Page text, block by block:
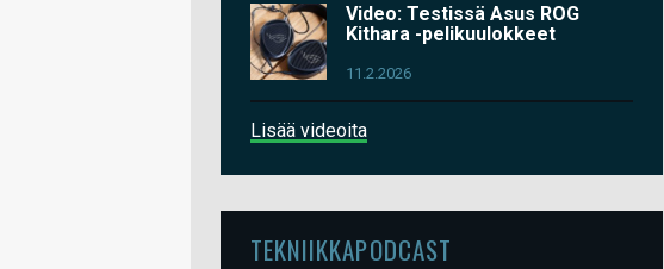
Video: Testissä Asus ROG
Kithara -pelikuulokkeet
11.2.2026
Lisää videoita
TEKNIIKKAPODCAST